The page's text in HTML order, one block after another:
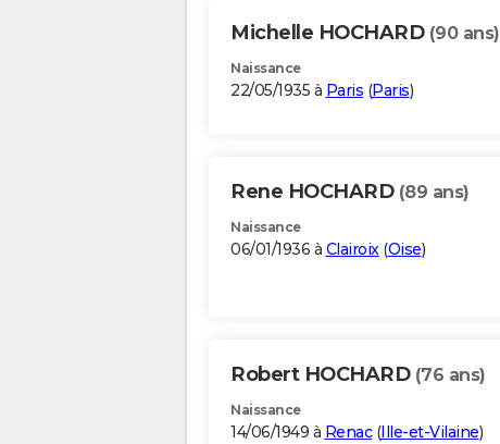
Michelle HOCHARD (90 ans)
Naissance
22/05/1935 à Paris (Paris)
Rene HOCHARD (89 ans)
Naissance
06/01/1936 à Clairoix(Oise)
Robert HOCHARD (76 ans)
Naissance
14/06/1949 à Renac(Ille-et-Vilaine)